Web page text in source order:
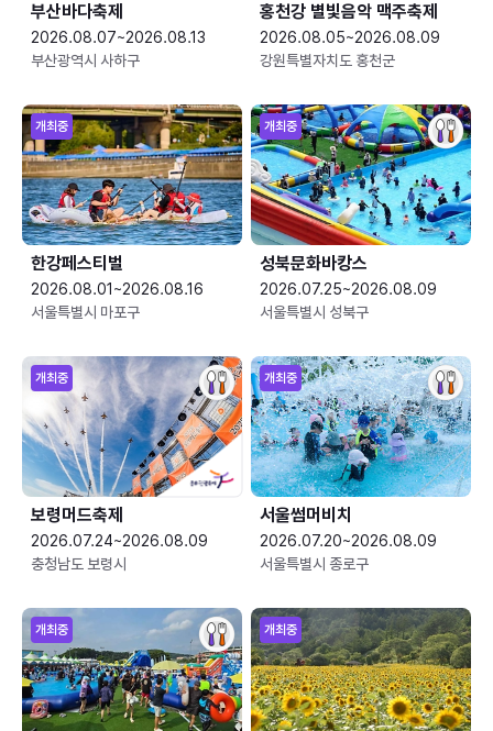
부산바다축제
2026.08.07~2026.08.13
부산광역시 사하구
홍천강 별빛음악 맥주축제
2026.08.05~2026.08.09
강원특별자치도 홍천군
개최중
한강페스티벌
2026.08.01~2026.08.16
서울특별시 마포구
개최중
성북문화바캉스
2026.07.25~2026.08.09
서울특별시 성북구
개최중
보령머드축제
2026.07.24~2026.08.09
충청남도 보령시
개최중
서울썸머비치
2026.07.20~2026.08.09
서울특별시 종로구
개최중 개최중